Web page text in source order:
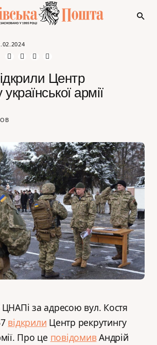
Центр
армії
ЦНАПі за адресою вул. Костя
відкрили Центр рекрутингу
Про це повідомивАндрій